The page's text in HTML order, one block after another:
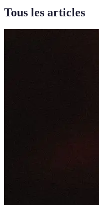
Tous les articles